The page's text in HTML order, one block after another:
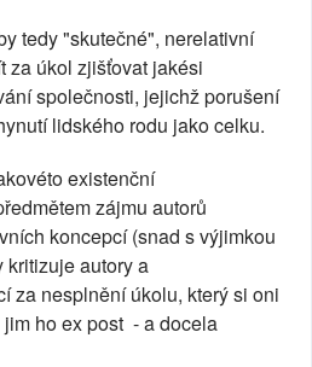
tedy "skutečné", nerelativní
za úkol zjišťovat jakési
společnosti, jejichž porušení
lidského rodu jako celku.
existenční
zájmu autorů
koncepcí (snad s výjimkou
kritizuje autory a
za nesplnění úkolu, který si oni
ho ex post - a docela